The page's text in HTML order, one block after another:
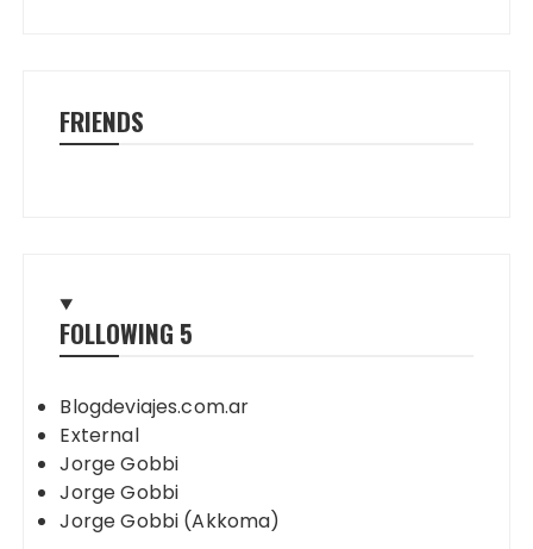
FRIENDS
FOLLOWING 5
Blogdeviajes.com.ar
External
Jorge Gobbi
Jorge Gobbi
Jorge Gobbi (Akkoma)